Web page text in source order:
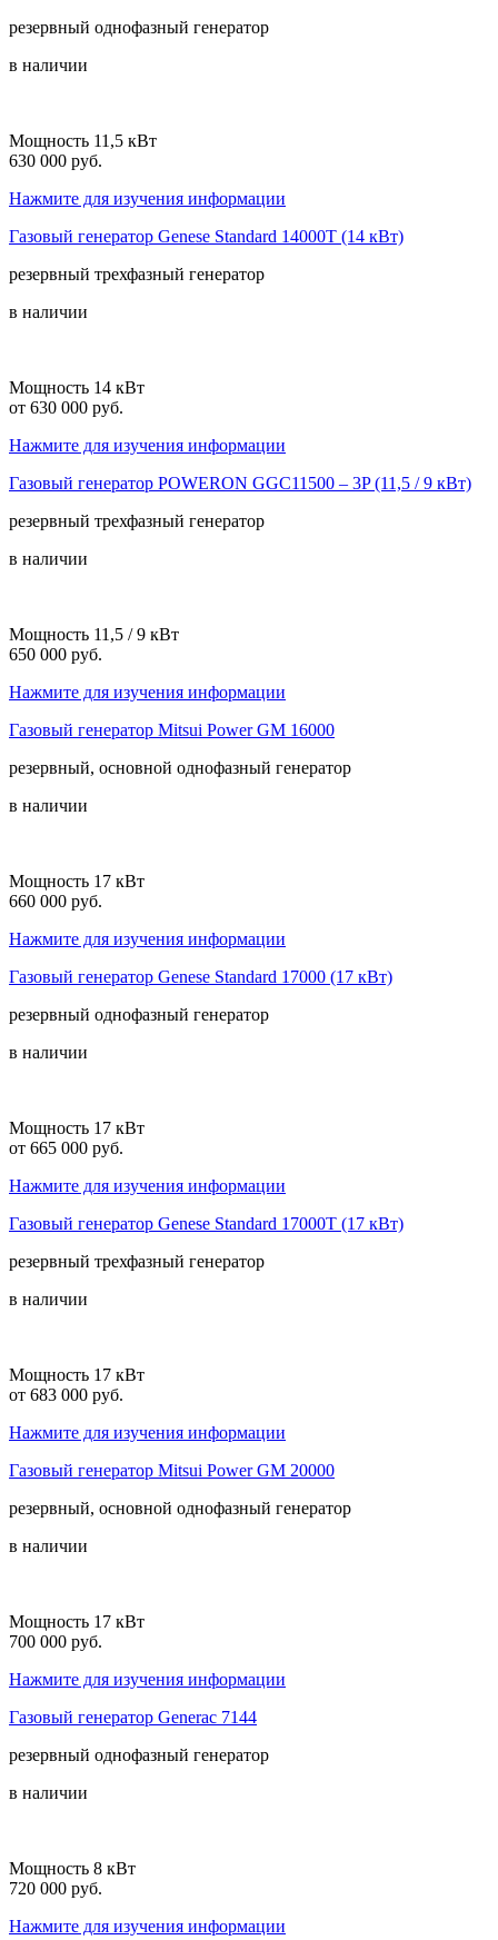
резервный однофазный генератор
в наличии
Мощность 11,5 кВт
630 000 руб.
Нажмите для изучения информации
Газовый генератор Genese Standard 14000T (14 кВт)
резервный трехфазный генератор
в наличии
Мощность 14 кВт
от 630 000 руб.
Нажмите для изучения информации
Газовый генератор POWERON GGC11500 – 3P (11,5 / 9 кВт)
резервный трехфазный генератор
в наличии
Мощность 11,5 / 9 кВт
650 000 руб.
Нажмите для изучения информации
Газовый генератор Mitsui Power GM 16000
резервный, основной однофазный генератор
в наличии
Мощность 17 кВт
660 000 руб.
Нажмите для изучения информации
Газовый генератор Genese Standard 17000 (17 кВт)
резервный однофазный генератор
в наличии
Мощность 17 кВт
от 665 000 руб.
Нажмите для изучения информации
Газовый генератор Genese Standard 17000T (17 кВт)
резервный трехфазный генератор
в наличии
Мощность 17 кВт
от 683 000 руб.
Нажмите для изучения информации
Газовый генератор Mitsui Power GM 20000
резервный, основной однофазный генератор
в наличии
Мощность 17 кВт
700 000 руб.
Нажмите для изучения информации
Газовый генератор Generac 7144
резервный однофазный генератор
в наличии
Мощность 8 кВт
720 000 руб.
Нажмите для изучения информации